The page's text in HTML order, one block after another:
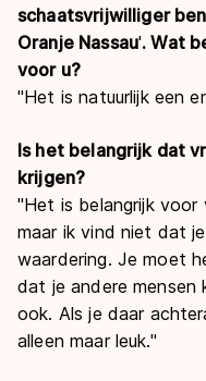
schaatsvrijwilliger
Oranje Nassau'. Wat
voor u?
"Het is natuurlijk een
Is het belangrijk dat
krijgen?
"Het is belangrijk
maar ik vind niet dat
waardering. Je moet
dat je andere
ook. Als je daar
alleen maar leuk."